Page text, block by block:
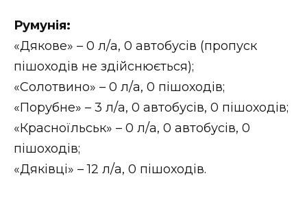
Румунія:
«Дякове» – 0 л/а, 0 автобусів (пропуск
пішоходів не здійснюється);
«Солотвино» – 0 л/а, 0 пішоходів;
«Порубне» – 3 л/а, 0 автобусів, 0 пішоходів;
«Красноїльськ» – 0 л/а, 0 автобусів, 0
пішоходів;
«Дяківці» – 12 л/а, 0 пішоходів.